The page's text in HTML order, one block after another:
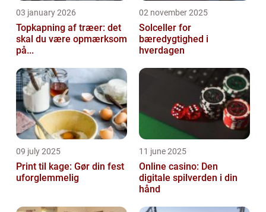
03 january 2026
Topkapning af træer: det
skal du være opmærksom
på...
02 november 2025
Solceller for
bæredygtighed i
hverdagen
09 july 2025
Print til kage: Gør din fest
uforglemmelig
11 june 2025
Online casino: Den
digitale spilverden i din
hånd